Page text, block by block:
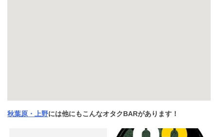
秋葉原・上野には他にもこんなオタクBARがあります！